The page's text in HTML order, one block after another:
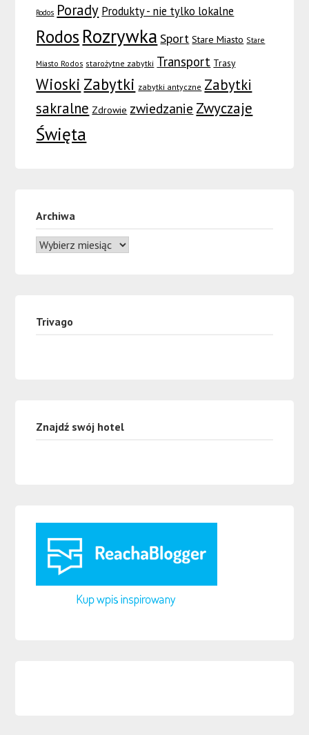
Rodos Porady Produkty - nie tylko lokalne
Rodos Rozrywka Sport Stare Miasto Stare
Miasto Rodos starożytne zabytki Transport Trasy
Wioski Zabytki zabytki antyczne Zabytki
sakralne Zdrowie zwiedzanie Zwyczaje
Święta
Archiwa
Trivago
Znajdź swój hotel